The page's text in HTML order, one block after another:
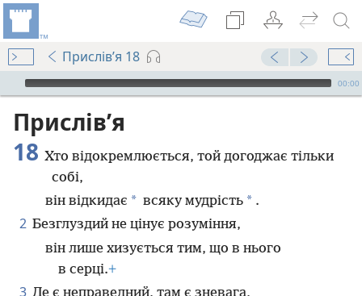
Прислів’я 18
Audio Player
00:00
Прислів’я
18 Хто відокремлюється, той догоджає тільки
собі,
він відкидає * всяку мудрість * .
2 Безглуздий не цінує розуміння,
він лише хизується тим, що в нього
в серці.+
3